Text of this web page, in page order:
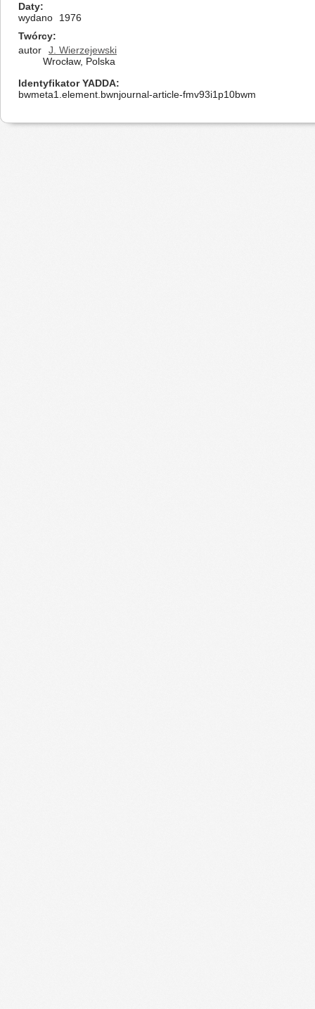
Daty
wydano
1976
Twórcy
autor
J. Wierzejewski
Wrocław, Polska
Identyfikator YADDA
bwmeta1.element.bwnjournal-article-fmv93i1p10bwm